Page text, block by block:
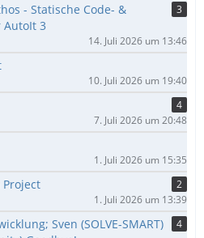
- Statische Code- &
AutoIt 3
3
14. Juli 2026 um 13:46
10. Juli 2026 um 19:40
4
7. Juli 2026 um 20:48
1. Juli 2026 um 15:35
2
1. Juli 2026 um 13:39
Sven (SOLVE-SMART)
4